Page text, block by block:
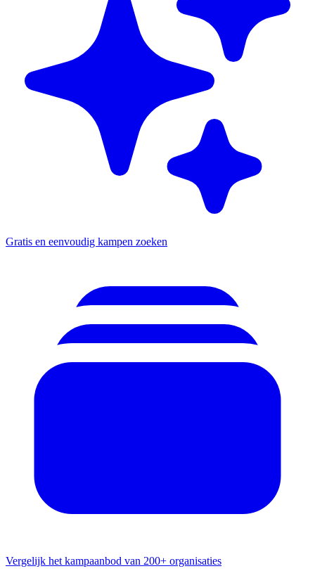
Gratis en eenvoudig kampen zoeken
Vergelijk het kampaanbod van 200+ organisaties